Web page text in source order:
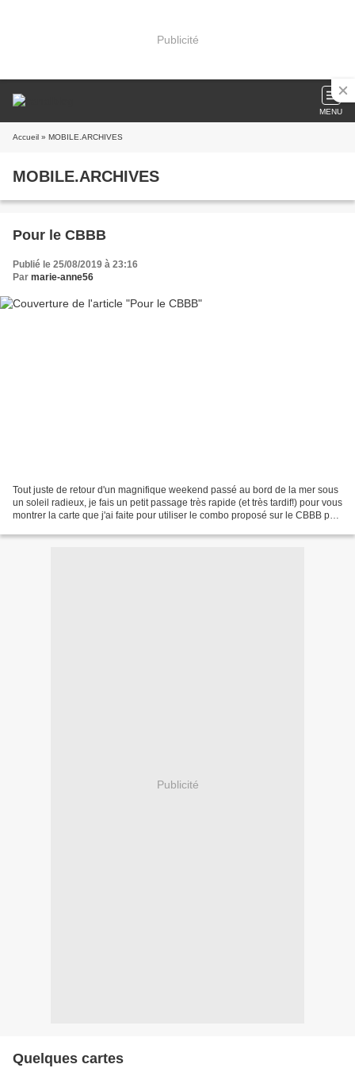
Publicité
MENU
Accueil » MOBILE.ARCHIVES
MOBILE.ARCHIVES
Pour le CBBB
Publié le 25/08/2019 à 23:16
Par marie-anne56
Tout juste de retour d'un magnifique weekend passé au bord de la mer sous
un soleil radieux, je fais un petit passage très rapide (et très tardif!) pour vous
montrer la carte que j'ai faite pour utiliser le combo proposé sur le CBBB par
Publicité
Quelques cartes